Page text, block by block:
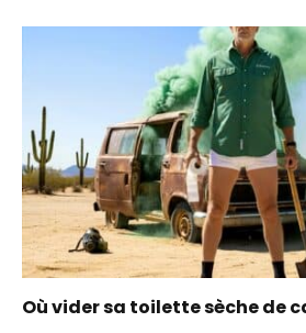
Où vider sa toilette sèche de